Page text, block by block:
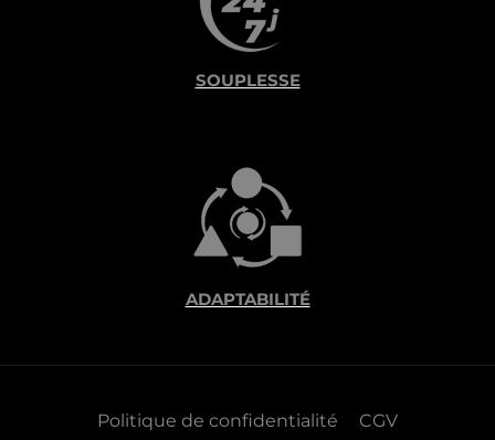
SOUPLESSE
ADAPTABILITÉ
Politique de confidentialité CGV